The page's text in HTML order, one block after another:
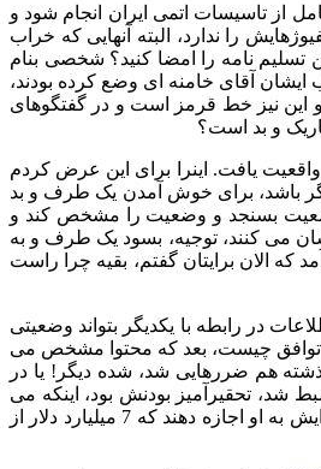
از تاسیسات اتمی ایران انجام شود و
را ندارد، البته آنهایی که خراب
تسلیم نامه را امضا کنید؟ شخصی بنام
آقای خامنه ای وضع کرده بودند،
و این نیز خط قرمز است و در گفتگوهای
و بد است؟
یافت. اینرا برای این عرض کردم
گر باشد، برای خوش آمدن یک طرف و بد
وضعیت بسنجد و وضعیت را مشخص کند و
می کنند، توجیه، بسود یک طرف و به
الان برایتان گفتم، بقیه چرا راست
در رابطه با یکدیگر بتواند وضعیتی
توافق چیست، بعد که محتوا مشخص می
هم ضررهایی شد، شده دیگر ! یا در
شد، تحقیرآمیز بودنش بود، اینکه می
به او اجازه دهند که 7 میلیارد دلار از